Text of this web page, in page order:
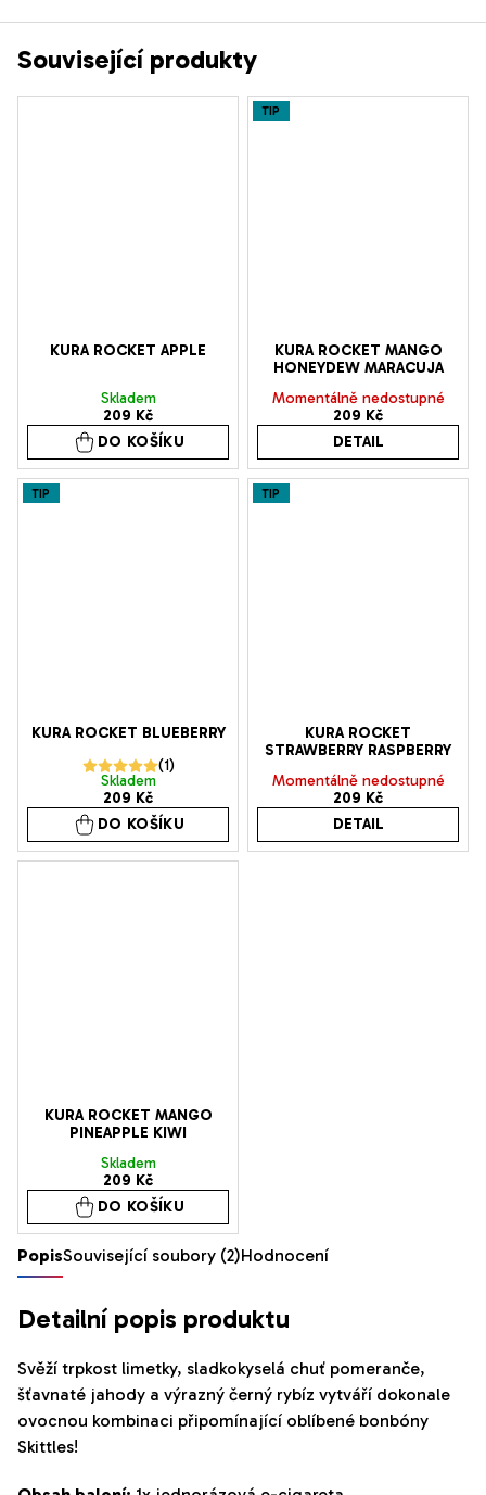
Související produkty
KURA ROCKET APPLE
Skladem
209 Kč
DO KOŠÍKU
TIP
KURA ROCKET MANGO
HONEYDEW MARACUJA
Momentálně nedostupné
209 Kč
DETAIL
TIP
KURA ROCKET BLUEBERRY
Průměrné
hodnocení
produktu
je
Skladem
209 Kč
DO KOŠÍKU
TIP
KURA ROCKET
STRAWBERRY RASPBERRY
Momentálně nedostupné
209 Kč
DETAIL
KURA ROCKET MANGO
PINEAPPLE KIWI
Skladem
209 Kč
DO KOŠÍKU
PopisSouvisející soubory (2)Hodnocení
Detailní popis produktu
Svěží trpkost limetky, sladkokyselá chuť pomeranče,
šťavnaté jahody a výrazný černý rybíz vytváří dokonale
ovocnou kombinaci připomínající oblíbené bonbóny
Skittles!